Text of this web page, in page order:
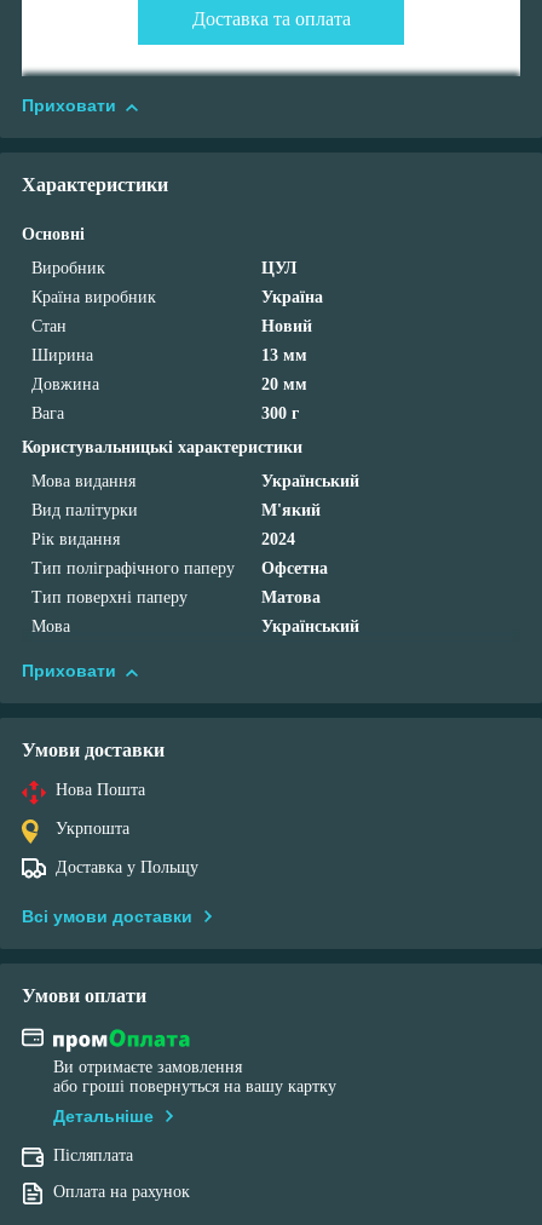
Доставка та оплата
Приховати
Характеристики
Основні
Виробник
ЦУЛ
Країна виробник
Україна
Стан
Новий
Ширина
13 мм
Довжина
20 мм
Вага
300 г
Користувальницькі характеристики
Мова видання
Український
Вид палітурки
М'який
Рік видання
2024
Тип поліграфічного паперу
Офсетна
Тип поверхні паперу
Матова
Мова
Український
Приховати
Умови доставки
Нова Пошта
Укрпошта
Доставка у Польщу
Всі умови доставки
Умови оплати
Ви отримаєте замовлення
або гроші повернуться на вашу картку
Детальніше
Післяплата
Оплата на рахунок